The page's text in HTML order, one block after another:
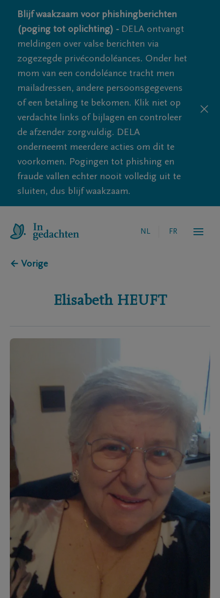
Blijf waakzaam voor phishingberichten
(poging tot oplichting) - DELA ontvangt
meldingen over valse berichten via
zogezegde privécondoléances. Onder het
mom van een condoléance tracht men
mailadressen, andere persoonsgegevens
of een betaling te bekomen. Klik niet op
verdachte links of bijlagen en controleer
de afzender zorgvuldig. DELA
onderneemt meerdere acties om dit te
voorkomen. Pogingen tot phishing en
fraude vallen echter nooit volledig uit te
sluiten, dus blijf waakzaam.
NL FR
← Vorige
Elisabeth HEUFT